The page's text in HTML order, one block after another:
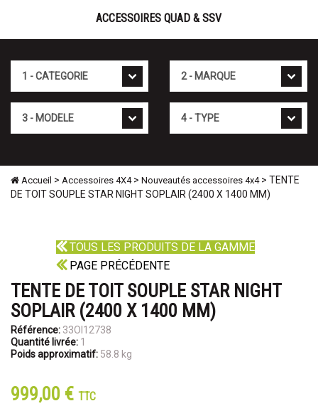
ACCESSOIRES QUAD & SSV
Accueil > Accessoires 4X4> Nouveautés accessoires 4x4> TENTE
DE TOIT SOUPLE STAR NIGHT SOPLAIR (2400 X 1400 MM)
TOUS LES PRODUITS DE LA GAMME
PAGE PRÉCÉDENTE
TENTE DE TOIT SOUPLE STAR NIGHT
SOPLAIR (2400 X 1400 MM)
Référence: 33OI12738
Quantité livrée: 1
Poids approximatif: 58.8 kg
999,00 € TTC